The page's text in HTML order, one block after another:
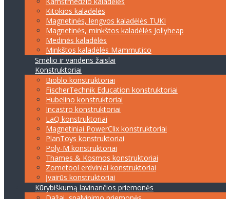
Kitokios kaladėlės
Magnetinės, lengvos kaladėlės TUKI
Magnetinės, minkštos kaladėlės Jollyheap
Medinės kaladėlės
Minkštos kaladėlės Mammutico
Smėlio ir vandens žaislai
Konstruktoriai
Bioblo konstruktoriai
FischerTechnik Education konstruktoriai
Hubelino konstruktoriai
Incastro konstruktoriai
LaQ konstruktoriai
Magnetiniai PowerClix konstruktoriai
PlanToys konstruktoriai
Poly-M konstruktoriai
Thames & Kosmos konstruktoriai
Zometool erdviniai konstruktoriai
Įvairūs konstruktoriai
Kūrybiškumą lavinančios priemonės